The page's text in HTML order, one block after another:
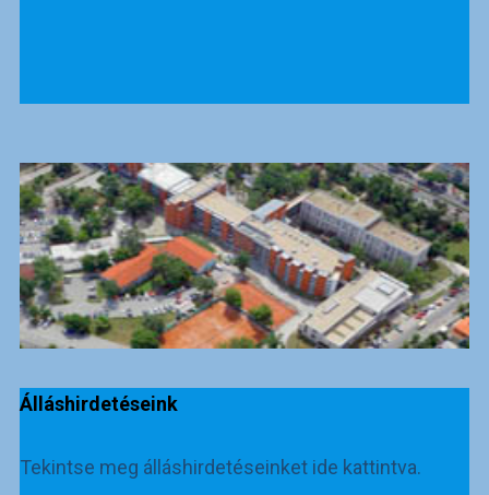
Álláshirdetéseink
Tekintse meg álláshirdetéseinket ide kattintva.